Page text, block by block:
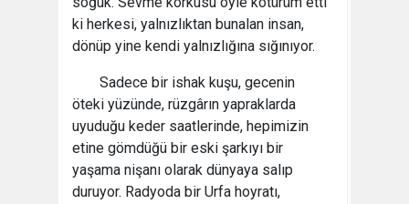
ki herkesi, yalnızlıktan bunalan insan,
dönüp yine kendi yalnızlığına sığınıyor.
Sadece bir ishak kuşu, gecenin
öteki yüzünde, rüzgârın yapraklarda
uyuduğu keder saatlerinde, hepimizin
etine gömdüğü bir eski şarkıyı bir
yaşama nişanı olarak dünyaya salıp
duruyor. Radyoda bir Urfa hoyratı,